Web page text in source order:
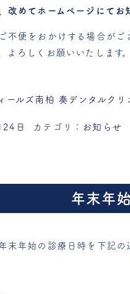
改めてホームページにてお
不便をおかけする場合がご
よろしくお願いいたします。
ールズ南柏 奏デンタルクリ
日 カテゴリ： お知らせ
年末年
末年始の診療日時を 下記の